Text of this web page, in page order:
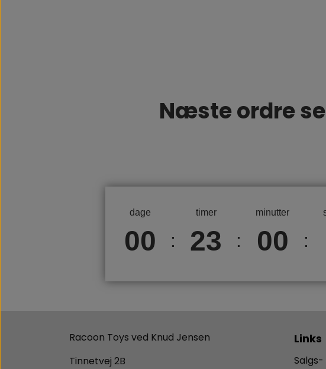
Næste ordre
dage
00 :
timer
23 :
minutter
00 :
Racoon Toys ved Knud Jensen
Tinnetvej 2B
Links